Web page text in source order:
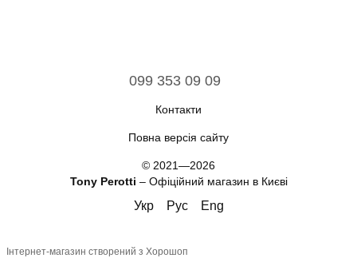
099 353 09 09
Контакти
Повна версія сайту
© 2021—2026
Tony Perotti – Офіційний магазин в Києві
Укр Рус Eng
Інтернет-магазин створений з Хорошоп